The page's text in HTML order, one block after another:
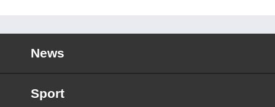
News
Sport